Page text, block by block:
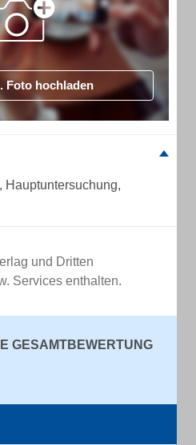
Foto hochladen
Hauptuntersuchung,
und Dritten
Services enthalten.
GESAMTBEWERTUNG